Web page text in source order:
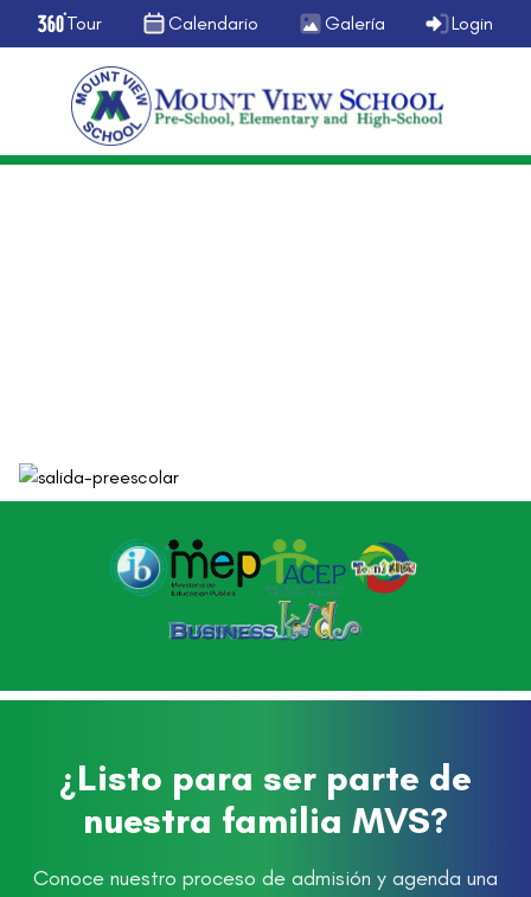
Tour Calendario Galería Login
¿Listo para ser parte de
nuestra familia MVS?
Conoce nuestro proceso de admisión y agenda una